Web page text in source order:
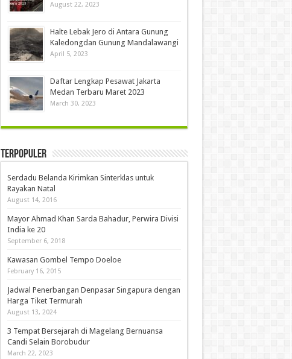
August 22, 2023
Halte Lebak Jero di Antara Gunung
Kaledongdan Gunung Mandalawangi
April 5, 2023
Daftar Lengkap Pesawat Jakarta
Medan Terbaru Maret 2023
March 30, 2023
Terpopuler
Serdadu Belanda Kirimkan Sinterklas untuk
Rayakan Natal
August 14, 2016
Mayor Ahmad Khan Sarda Bahadur, Perwira Divisi
India ke 20
September 6, 2018
Kawasan Gombel Tempo Doeloe
February 16, 2015
Jadwal Penerbangan Denpasar Singapura dengan
Harga Tiket Termurah
August 13, 2024
3 Tempat Bersejarah di Magelang Bernuansa
Candi Selain Borobudur
March 22, 2023